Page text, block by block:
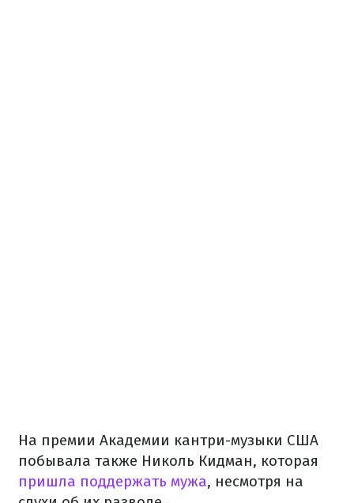
На премии Академии кантри-музыки США
побывала также Николь Кидман, которая
пришла поддержать мужа, несмотря на